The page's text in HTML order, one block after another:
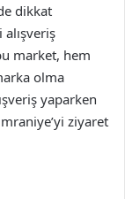
dikkat
market, hem
olma
yaparken
ziyaret